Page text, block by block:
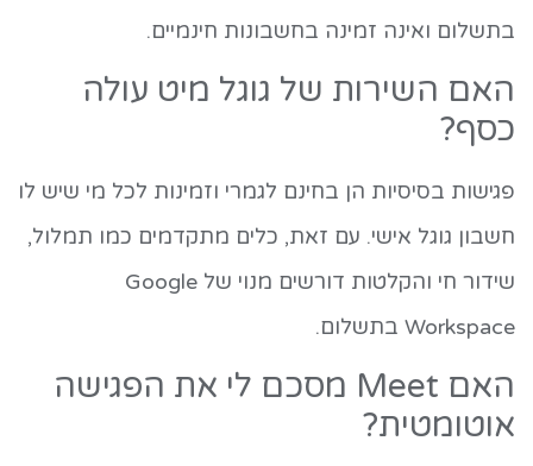
בתשלום ואינה זמינה בחשבונות חינמיים.
האם השירות של גוגל מיט עולה
כסף?
פגישות בסיסיות הן בחינם לגמרי וזמינות לכל מי שיש לו
חשבון גוגל אישי. עם זאת, כלים מתקדמים כמו תמלול,
שידור חי והקלטות דורשים מנוי של Google
Workspace בתשלום.
האם Meet מסכם לי את הפגישה
אוטומטית?